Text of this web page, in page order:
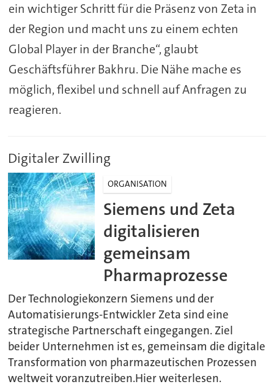
ein wichtiger Schritt für die Präsenz von Zeta in
der Region und macht uns zu einem echten
Global Player in der Branche“, glaubt
Geschäftsführer Bakhru. Die Nähe mache es
möglich, flexibel und schnell auf Anfragen zu
reagieren.
Digitaler Zwilling
ORGANISATION
Siemens und Zeta
digitalisieren
gemeinsam
Pharmaprozesse
Der Technologiekonzern Siemens und der
Automatisierungs-Entwickler Zeta sind eine
strategische Partnerschaft eingegangen. Ziel
beider Unternehmen ist es, gemeinsam die digitale
Transformation von pharmazeutischen Prozessen
weltweit voranzutreiben.Hier weiterlesen.